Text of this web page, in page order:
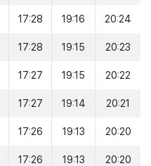
17:28 19:16 20:24
17:28 19:15 20:23
17:27 19:15 20:22
17:27 19:14 20:21
17:26 19:13 20:20
17:26 19:13 20:20